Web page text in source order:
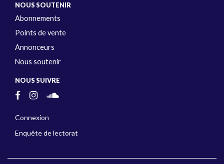
NOUS SOUTENIR
Abonnements
Points de vente
Annonceurs
Nous soutenir
NOUS SUIVRE
Connexion
Enquête de lectorat